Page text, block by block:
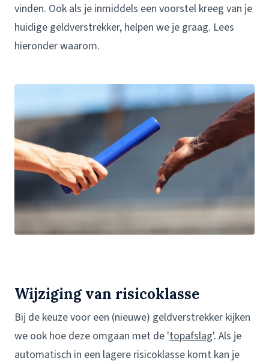
vinden. Ook als je inmiddels een voorstel kreeg van je
huidige geld­verstrekker, helpen we je graag. Lees
hieronder waarom.
Wijziging van risicoklasse
Bij de keuze voor een (nieuwe) geldverstrekker kijken
we ook hoe deze omgaan met de 'topafslag'. Als je
automatisch in een lagere risicoklasse komt kan je